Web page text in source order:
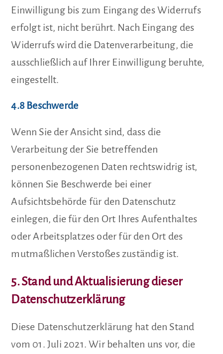
Einwilligung bis zum Eingang des Widerrufs
erfolgt ist, nicht berührt. Nach Eingang des
Widerrufs wird die Datenverarbeitung, die
ausschließlich auf Ihrer Einwilligung beruhte,
eingestellt.
4.8 Beschwerde
Wenn Sie der Ansicht sind, dass die
Verarbeitung der Sie betreffenden
personenbezogenen Daten rechtswidrig ist,
können Sie Beschwerde bei einer
Aufsichtsbehörde für den Datenschutz
einlegen, die für den Ort Ihres Aufenthaltes
oder Arbeitsplatzes oder für den Ort des
mutmaßlichen Verstoßes zuständig ist.
5. Stand und Aktualisierung dieser
Datenschutzerklärung
Diese Datenschutzerklärung hat den Stand
vom 01. Juli 2021. Wir behalten uns vor, die